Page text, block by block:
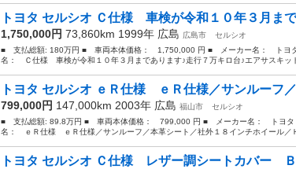
トヨタ セルシオ Ｃ仕様 車検が令和１０年３月ま
1,750,000円 73,860km 1999年 広島 広島市
セルシオ
■ 支払総額: 180万円 ■ 車両本体価格： 1,750,000 円 ■ メーカー名： ト
名： Ｃ仕様 車検が令和１０年３月まであります♪走行７万キロ台♪エアサスキッ
トヨタ セルシオ ｅＲ仕様 ｅＲ仕様／サンルーフ
799,000円 147,000km 2003年 広島 福山市
セルシオ
■ 支払総額: 89.8万円 ■ 車両本体価格： 799,000 円 ■ メーカー名： トヨ
名： ｅＲ仕様 ｅＲ仕様／サンルーフ／本革シート／社外１８インチホイール／
トヨタ セルシオ Ｃ仕様 レザー調シートカバー